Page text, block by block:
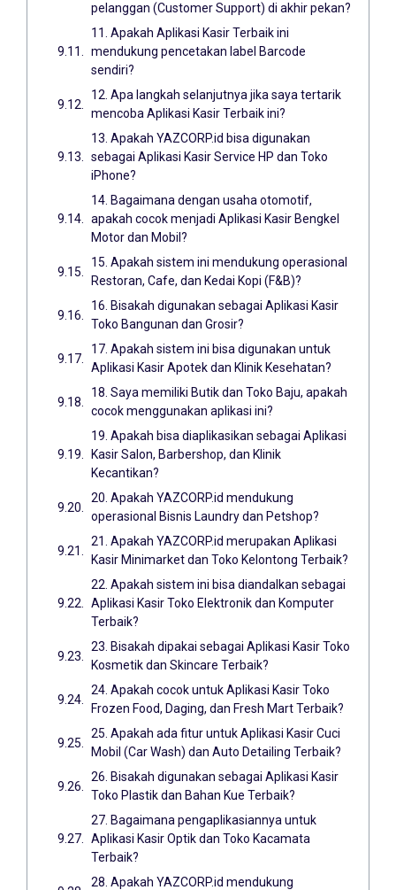
pelanggan (Customer Support) di akhir pekan?
11. Apakah Aplikasi Kasir Terbaik ini
mendukung pencetakan label Barcode
sendiri?
12. Apa langkah selanjutnya jika saya tertarik
mencoba Aplikasi Kasir Terbaik ini?
13. Apakah YAZCORP.id bisa digunakan
sebagai Aplikasi Kasir Service HP dan Toko
iPhone?
14. Bagaimana dengan usaha otomotif,
apakah cocok menjadi Aplikasi Kasir Bengkel
Motor dan Mobil?
15. Apakah sistem ini mendukung operasional
Restoran, Cafe, dan Kedai Kopi (F&B)?
16. Bisakah digunakan sebagai Aplikasi Kasir
Toko Bangunan dan Grosir?
17. Apakah sistem ini bisa digunakan untuk
Aplikasi Kasir Apotek dan Klinik Kesehatan?
18. Saya memiliki Butik dan Toko Baju, apakah
cocok menggunakan aplikasi ini?
19. Apakah bisa diaplikasikan sebagai Aplikasi
Kasir Salon, Barbershop, dan Klinik
Kecantikan?
20. Apakah YAZCORP.id mendukung
operasional Bisnis Laundry dan Petshop?
21. Apakah YAZCORP.id merupakan Aplikasi
Kasir Minimarket dan Toko Kelontong Terbaik?
22. Apakah sistem ini bisa diandalkan sebagai
Aplikasi Kasir Toko Elektronik dan Komputer
Terbaik?
23. Bisakah dipakai sebagai Aplikasi Kasir Toko
Kosmetik dan Skincare Terbaik?
24. Apakah cocok untuk Aplikasi Kasir Toko
Frozen Food, Daging, dan Fresh Mart Terbaik?
25. Apakah ada fitur untuk Aplikasi Kasir Cuci
Mobil (Car Wash) dan Auto Detailing Terbaik?
26. Bisakah digunakan sebagai Aplikasi Kasir
Toko Plastik dan Bahan Kue Terbaik?
27. Bagaimana pengaplikasiannya untuk
Aplikasi Kasir Optik dan Toko Kacamata
Terbaik?
28. Apakah YAZCORP.id mendukung